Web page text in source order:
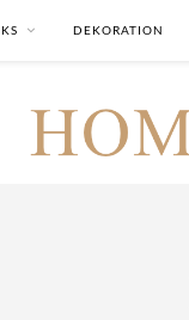
DEKORATION